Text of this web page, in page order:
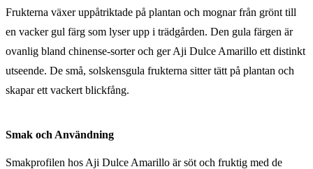
Frukterna växer uppåtriktade på plantan och mognar från grönt till
en vacker gul färg som lyser upp i trädgården. Den gula färgen är
ovanlig bland chinense-sorter och ger Aji Dulce Amarillo ett distinkt
utseende. De små, solskensgula frukterna sitter tätt på plantan och
skapar ett vackert blickfång.
Smak och Användning
Smakprofilen hos Aji Dulce Amarillo är söt och fruktig med de